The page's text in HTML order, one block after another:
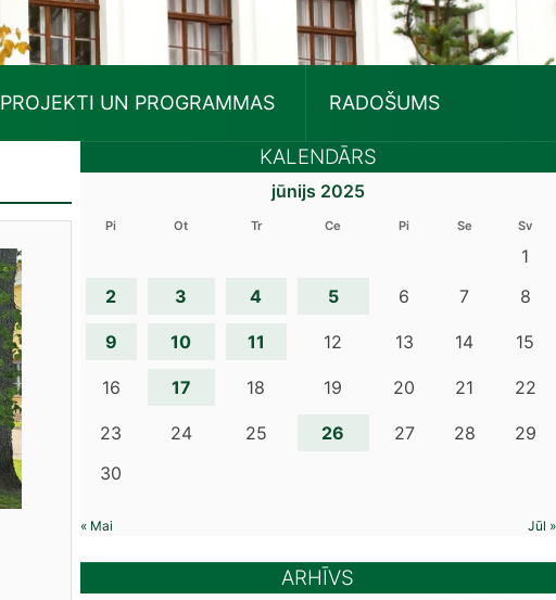
PROJEKTI UN PROGRAMMAS RADOŠUMS
KALENDĀRS
jūnijs 2025
Pi Ot Tr Ce Pi Se Sv
1
2
3 4 5 6 7 8
9 10 11 12 13 14 15
16 17 18 19 20 21 22
23 24 25 26 27 28
29
30
« Mai Jūl »
ARHĪVS